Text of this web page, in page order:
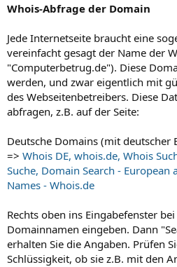
Whois-Abfrage der Domain
Jede Internetseite braucht eine
vereinfacht gesagt der Name der
"Computerbetrug.de"). Diese
werden, und zwar eigentlich mit
des Webseitenbetreibers. Diese
abfragen, z.B. auf der Seite:
Deutsche Domains (mit deutscher
=> Whois DE, whois.de, Whois
Suche, Domain Search - European
Names - Whois.de
Rechts oben ins Eingabefenster
Domainnamen eingeben. Dann
erhalten Sie die Angaben. Prüfen
Schlüssigkeit, ob sie z.B. mit den